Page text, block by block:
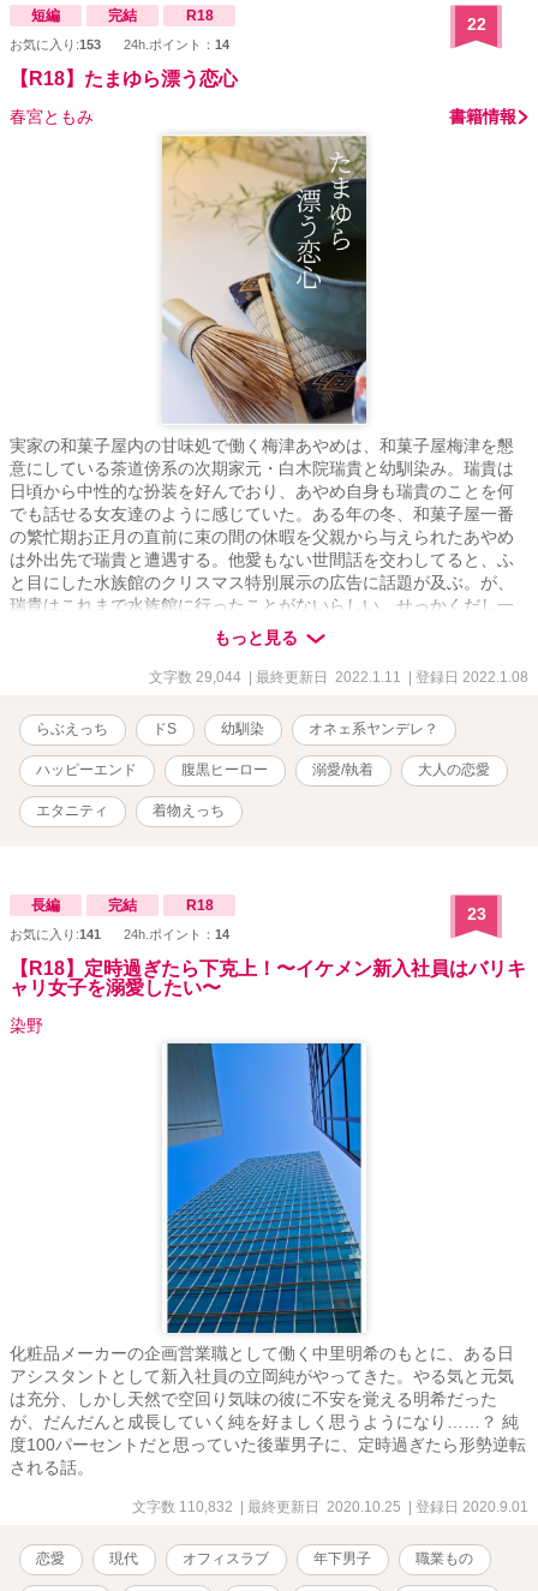
短編 完結 R18
お気に入り:153 24h.ポイント： 14
22
【R18】たまゆら漂う恋心
春宮ともみ 書籍情報
実家の和菓子屋内の甘味処で働く梅津あやめは、和菓子屋梅津を懇
意にしている茶道傍系の次期家元・白木院瑞貴と幼馴染み。瑞貴は
日頃から中性的な扮装を好んでおり、あやめ自身も瑞貴のことを何
でも話せる女友達のように感じていた。ある年の冬、和菓子屋一番
の繁忙期お正月の直前に束の間の休暇を父親から与えられたあやめ
は外出先で瑞貴と遭遇する。他愛もない世間話を交わしてると、ふ
と目にした水族館のクリスマス特別展示の広告に話題が及ぶ。が、
瑞貴はこれまで水族館に行ったことがないらしい。せっかくだし一
緒に行ってみようと誘うあやめだったけれど、淡い光しかない展示
場の中で思わぬ展開に――？ ＊＊＊ 【（ナイトランタン様）姫初
め2022】参加作品です。 ＊＊＊ ◎全７話 ◎作中に出てくる企業
です ※作者が読みたいだけの性癖を詰め込んだ三人称一元視点習作
です ※表紙はpixabay様よりお借りし、SS表紙メーカー様にて加工
しております
もっと見る
文字数 29,044 | 最終更新日 2022.1.11 | 登録日 2022.1.08
らぶえっち ドS 幼馴染 オネェ系ヤンデレ？
ハッピーエンド 腹黒ヒーロー 溺愛/執着 大人の恋愛
エタニティ 着物えっち
長編 完結 R18
お気に入り:141 24h.ポイント： 14
23
【R18】定時過ぎたら下克上！〜イケメン新入社員はバリキ
ャリ女子を溺愛したい〜
染野
化粧品メーカーの企画営業職として働く中里明希のもとに、ある日
アシスタントとして新入社員の立岡純がやってきた。やる気と元気
は充分、しかし天然で空回り気味の彼に不安を覚える明希だった
が、だんだんと成長していく純を好ましく思うようになり……？ 純
度100パーセントだと思っていた後輩男子に、定時過ぎたら形勢逆転
される話。
文字数 110,832 | 最終更新日 2020.10.25 | 登録日 2020.9.01
恋愛 現代 オフィスラブ 年下男子 職業もの